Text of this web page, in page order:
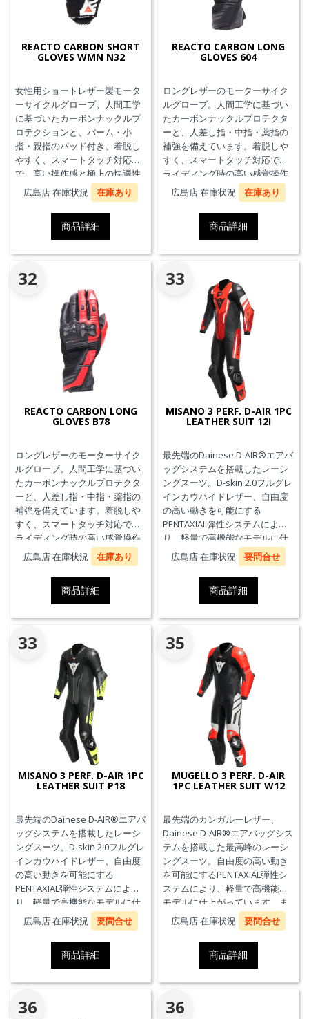
REACTO CARBON SHORT
GLOVES WMN N32
女性用ショートレザー製モータ
ーサイクルグローブ。人間工学
に基づいたカーボンナックルプ
ロテクションと、パーム・小
指・親指のパッド付き。着脱し
やすく、スマートタッチ対応
で、高い操作感と極上の快適性
を実現。
広島店 在庫状況 在庫あり
商品詳細
REACTO CARBON LONG
GLOVES 604
ロングレザーのモーターサイク
ルグローブ。人間工学に基づい
たカーボンナックルプロテクタ
ーと、人差し指・中指・薬指の
補強を備えています。着脱しや
すく、スマートタッチ対応で、
ライディング時の高い感覚操作
性と抜群の快適性を実現。
広島店 在庫状況 在庫あり
商品詳細
32
REACTO CARBON LONG
GLOVES B78
ロングレザーのモーターサイク
ルグローブ。人間工学に基づい
たカーボンナックルプロテクタ
ーと、人差し指・中指・薬指の
補強を備えています。着脱しや
すく、スマートタッチ対応で、
ライディング時の高い感覚操作
性と抜群の快適性を実現。
広島店 在庫状況 在庫あり
商品詳細
33
MISANO 3 PERF. D-AIR 1PC
LEATHER SUIT 12I
最先端のDainese D-AIR®エアバ
ッグシステムを搭載したレーシ
ングスーツ。D-skin 2.0フルグレ
インカウハイドレザー、自由度
の高い動きを可能にする
PENTAXIAL弾性システムによ
り、軽量で高機能なモデルに仕
上がっています。また、エアバ
ッグ本体が最大3回の起爆まで繰
り返し利用可能なTriple-
Activation D-air®Racing エアバ
ッグを搭載しています。※別途
ジェネレーター(ガス発生器本体)
の交換が必要です。
広島店 在庫状況 要問合せ
商品詳細
33
MISANO 3 PERF. D-AIR 1PC
LEATHER SUIT P18
最先端のDainese D-AIR®エアバ
ッグシステムを搭載したレーシ
ングスーツ。D-skin 2.0フルグレ
インカウハイドレザー、自由度
の高い動きを可能にする
PENTAXIAL弾性システムによ
り、軽量で高機能なモデルに仕
上がっています。また、エアバ
ッグ本体が最大3回の起爆まで繰
り返し利用可能なTriple-
Activation D-air®Racing エアバ
ッグを搭載しています。※別途
ジェネレーター(ガス発生器本体)
の交換が必要です。
広島店 在庫状況 要問合せ
商品詳細
35
MUGELLO 3 PERF. D-AIR
1PC LEATHER SUIT W12
最先端のカンガルーレザー、
Dainese D-AIR®エアバッグシス
テムを搭載した最高峰のレーシ
ングスーツ。自由度の高い動き
を可能にするPENTAXIAL弾性シ
ステムにより、軽量で高機能な
モデルに仕上がっています。ま
た、エアバッグ本体が最大3回の
起爆まで繰り返し利用可能な
Triple-Activation D-air®Racing
エアバッグを搭載しています。
※別途ジェネレーター(ガス発生
器本体)の交換が必要です。MFJ
公認モデル。
広島店 在庫状況 要問合せ
商品詳細
36 36